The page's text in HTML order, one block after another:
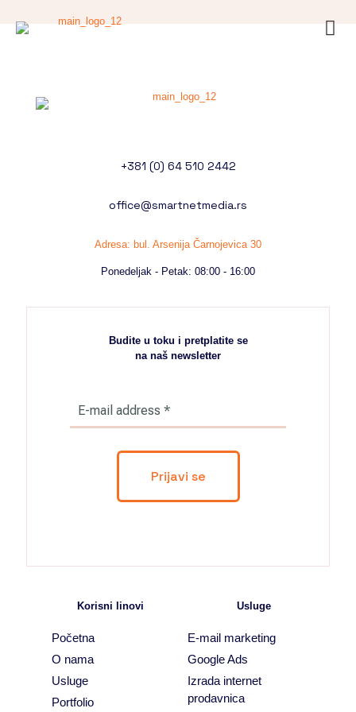
+381 (0) 64 510 2442
office@smartnetmedia.rs
Adresa: bul. Arsenija Čarnojevica 30
Ponedeljak - Petak: 08:00 - 16:00
Korisni linovi
Početna
O nama
Usluge
Portfolio
Usluge
E-mail marketing
Google Ads
Izrada internet
prodavnica
Budite u toku i pretplatite se
na naš newsletter